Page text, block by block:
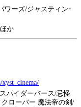
ワーズ/ジャスティン･
か
パイダーバース/忌怪
ローバー 魔法帝の剣/